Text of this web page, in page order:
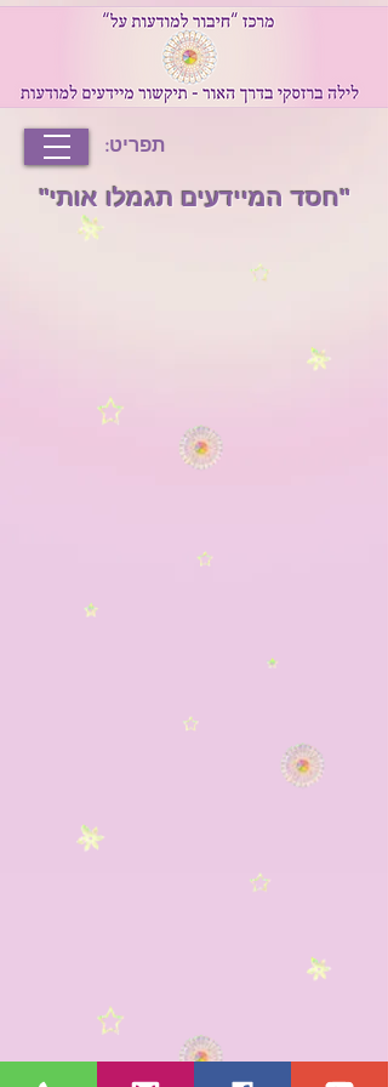
תפריט:
"חסד המיידעים תגמלו אותי"